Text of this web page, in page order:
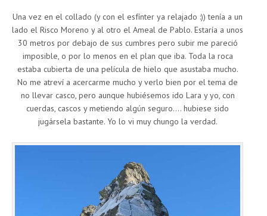
Una vez en el collado (y con el esfínter ya relajado :)) tenía a un
lado el Risco Moreno y al otro el Ameal de Pablo. Estaría a unos
30 metros por debajo de sus cumbres pero subir me pareció
imposible, o por lo menos en el plan que iba. Toda la roca
estaba cubierta de una película de hielo que asustaba mucho.
No me atreví a acercarme mucho y verlo bien por el tema de
no llevar casco, pero aunque hubiésemos ido Lara y yo, con
cuerdas, cascos y metiendo algún seguro…. hubiese sido
jugársela bastante. Yo lo vi muy chungo la verdad.